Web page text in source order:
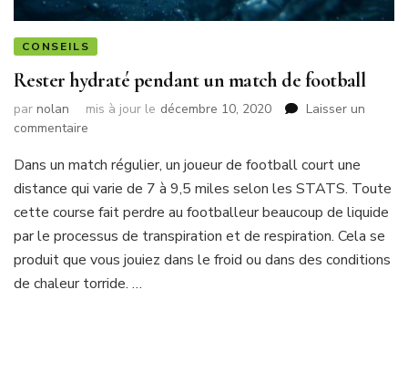
CONSEILS
Rester hydraté pendant un match de football
par nolan mis à jour le décembre 10, 2020
Laisser un
commentaire
hydraté
pendant
un
de
football
Dans un match régulier, un joueur de football court une
distance qui varie de 7 à 9,5 miles selon les STATS. Toute
cette course fait perdre au footballeur beaucoup de liquide
par le processus de transpiration et de respiration. Cela se
produit que vous jouiez dans le froid ou dans des conditions
de chaleur torride. …